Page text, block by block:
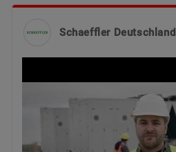
Schaeffler Deutschland